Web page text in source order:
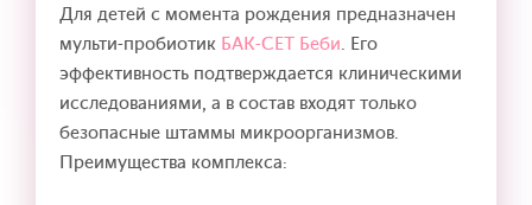
Для детей с момента рождения предназначен
мульти-пробиотик БАК-СЕТ Беби. Его
эффективность подтверждается клиническими
исследованиями, а в состав входят только
безопасные штаммы микроорганизмов.
Преимущества комплекса: